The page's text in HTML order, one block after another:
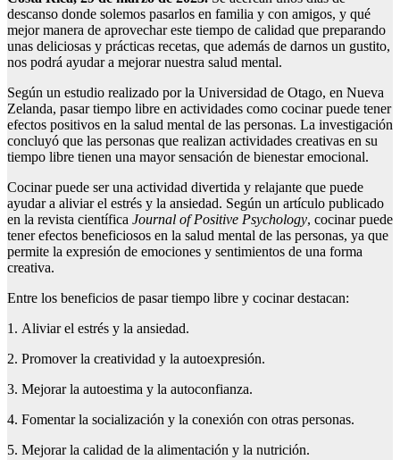
descanso donde solemos pasarlos en familia y con amigos, y qué
mejor manera de aprovechar este tiempo de calidad que preparando
unas deliciosas y prácticas recetas, que además de darnos un gustito,
nos podrá ayudar a mejorar nuestra salud mental.
Según un estudio realizado por la Universidad de Otago, en Nueva
Zelanda, pasar tiempo libre en actividades como cocinar puede tener
efectos positivos en la salud mental de las personas. La investigación
concluyó que las personas que realizan actividades creativas en su
tiempo libre tienen una mayor sensación de bienestar emocional.
Cocinar puede ser una actividad divertida y relajante que puede
ayudar a aliviar el estrés y la ansiedad. Según un artículo publicado
en la revista científica Journal ofPositive Psychology, cocinar puede
tener efectos beneficiosos en la salud mental de las personas, ya que
permite la expresión de emociones y sentimientos de una forma
creativa.
Entre los beneficios de pasar tiempo libre y cocinar destacan:
1. Aliviar el estrés y la ansiedad.
2. Promover la creatividad y la autoexpresión.
3. Mejorar la autoestima y la autoconfianza.
4. Fomentar la socialización y la conexión con otras personas.
5. Mejorar la calidad de la alimentación y la nutrición.